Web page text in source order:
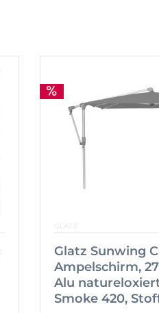
GLATZ
Glatz Sunwing
Ampelschirm,
Alu
Smoke 420,